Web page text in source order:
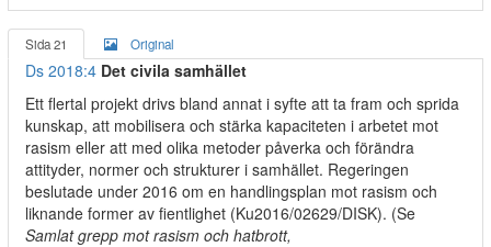
Sida 21 Original
Ds 2018:4 Det civila samhället
Ett flertal projekt drivs bland annat i syfte att ta fram och sprida
kunskap, att mobilisera och stärka kapaciteten i arbetet mot
rasism eller att med olika metoder påverka och förändra
attityder, normer och strukturer i samhället. Regeringen
beslutade under 2016 om en handlingsplan mot rasism och
liknande former av fientlighet (Ku2016/02629/DISK). (Se
Samlat grepp mot rasism och hatbrott,